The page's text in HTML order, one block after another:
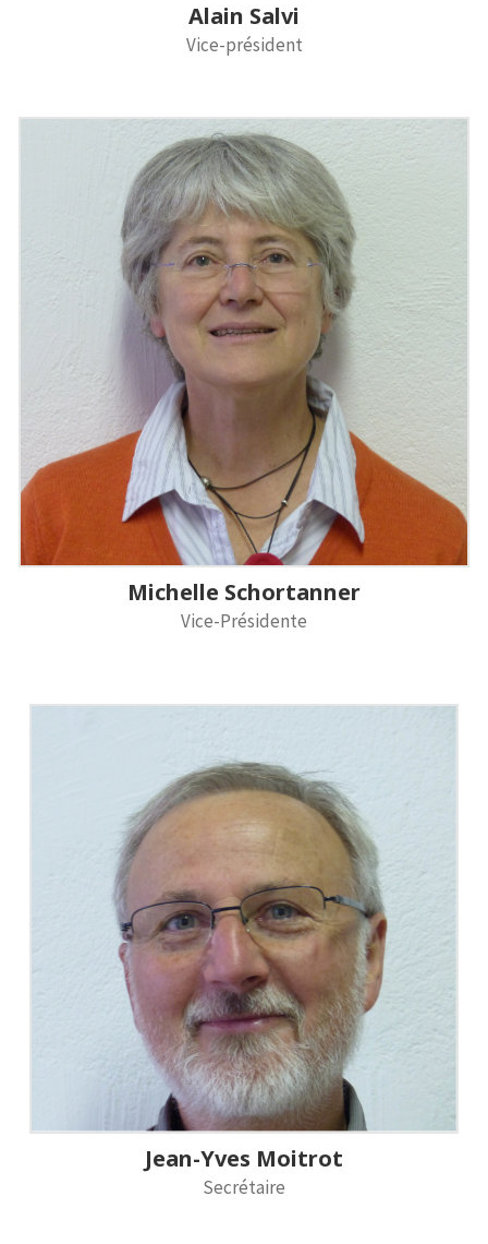
Alain Salvi
Vice-président
Michelle Schortanner
Vice-Présidente
Jean-Yves Moitrot
Secrétaire